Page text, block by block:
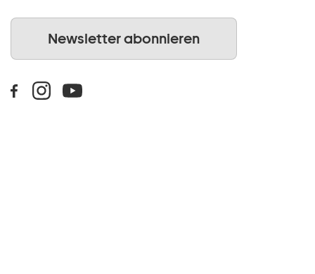
Newsletter abonnieren